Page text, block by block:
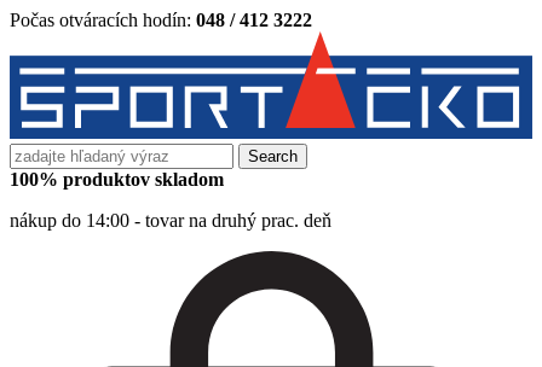
Počas otváracích hodín: 048 / 412 3222
Search
for:
100% produktov skladom
nákup do 14:00 - tovar na druhý prac. deň